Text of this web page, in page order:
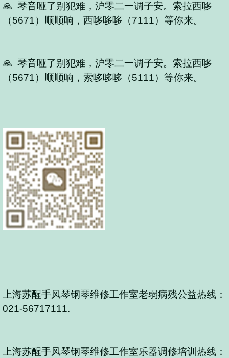
🙏 琴音哑了别犯难，沪零二一调子安。索拉西哆
（5671）顺顺响，西哆哆哆（7111）等你来。
🙏 琴音哑了别犯难，沪零二一调子安。索拉西哆
（5671）顺顺响，索哆哆哆（5111）等你来。
上海苏醒手风琴钢琴维修工作室老弱病残公益热线：
021-56717111.
上海苏醒手风琴钢琴维修工作室乐器调修培训热线：